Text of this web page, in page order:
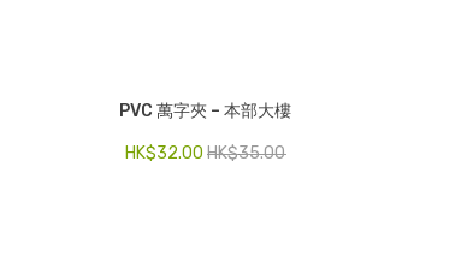
PVC 萬字夾 – 本部大樓
HK$35.00
HK$32.00